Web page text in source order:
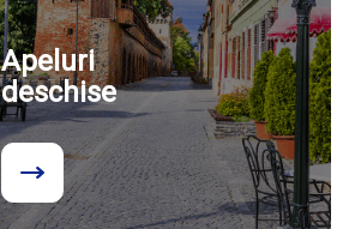
Apeluri
deschise